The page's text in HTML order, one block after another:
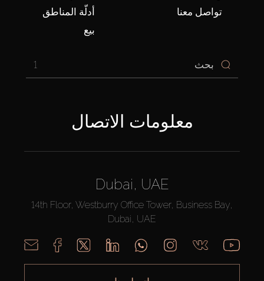
أدلّة المناطق
بيع
تواصل معنا
1
معلومات الاتصال
Dubai, UAE
14th Floor, Westburry Office Tower, Business Bay,
Dubai, UAE